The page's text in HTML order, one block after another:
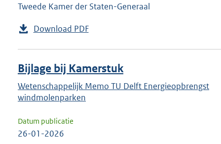
Tweede Kamer der Staten-Generaal
Download PDF
Bijlage bij Kamerstuk
Wetenschappelijk Memo TU Delft Energieopbrengst
windmolenparken
Datum publicatie
26-01-2026